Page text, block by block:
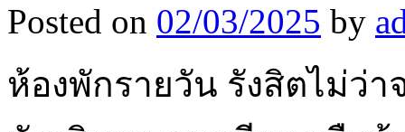
Posted on 02/03/2025 by
ห้องพักรายวัน รังสิตไม่ว่